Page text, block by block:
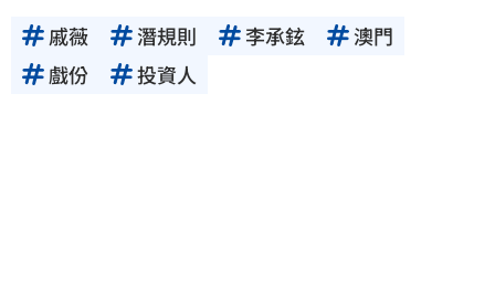
戚薇 潛規則 李承鉉
澳門
戲份
投資人